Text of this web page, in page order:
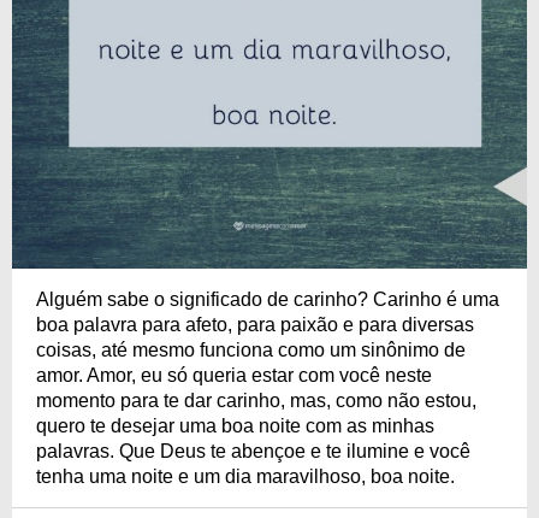
Alguém sabe o significado de carinho? Carinho é uma
boa palavra para afeto, para paixão e para diversas
coisas, até mesmo funciona como um sinônimo de
amor. Amor, eu só queria estar com você neste
momento para te dar carinho, mas, como não estou,
quero te desejar uma boa noite com as minhas
palavras. Que Deus te abençoe e te ilumine e você
tenha uma noite e um dia maravilhoso, boa noite.